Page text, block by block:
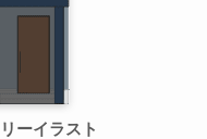
ーイラスト